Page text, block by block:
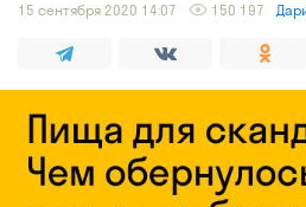
15 сентября 2020 14:07 150 197